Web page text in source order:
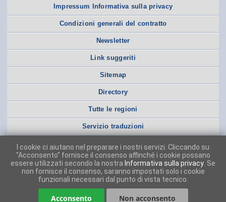
Impressum Informativa sulla privacy
Condizioni generali del contratto
Newsletter
Link suggeriti
Sitemap
Directory
Tutte le regioni
Servizio traduzioni
I cookie ci aiutano nel preparare i nostri servizi. Cliccando su
"Acconsento" fornisce il consenso affinché i cookie possano
essere utilizzati secondo la nostra Informativa sulla privacy . Se
non fornisce il consenso, saranno impostati solo i cookie
funzionali necessari dal punto di vista tecnico.